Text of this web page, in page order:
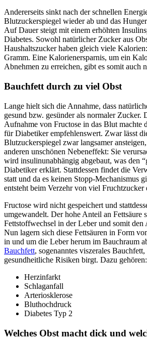
Andererseits sinkt nach der schnellen
Blutzuckerspiegel wieder ab und das
Auf Dauer steigt mit einem erhöhten
Diabetes. Sowohl natürlicher Zucker aus
Haushaltszucker haben gleich viele
Gramm. Eine Kalorienersparnis, um ein
Abnehmen zu erreichen, gibt es somit auch
Bauchfett durch zu viel Obst
Lange hielt sich die Annahme, dass
gesund bzw. gesünder als normaler Zucker.
Aufnahme von Fructose in das Blut machte
für Diabetiker empfehlenswert. Zwar lässt
Blutzuckerspiegel zwar langsamer
anderen unschönen Nebeneffekt: Sie
wird insulinunabhängig abgebaut, was den
Diabetiker erklärt. Stattdessen findet die
statt und da es keinen Stopp-Mechanismus
entsteht beim Verzehr von viel Fruchtzucker
Fructose wird nicht gespeichert und
umgewandelt. Der hohe Anteil an Fettsäure
Fettstoffwechsel in der Leber und somit den
Nun lagern sich diese Fettsäuren in Form
in und um die Leber herum im Bauchraum
Bauchfett, sogenanntes viszerales
gesundheitliche Risiken birgt. Dazu gehören:
Herzinfarkt
Schlaganfall
Arteriosklerose
Bluthochdruck
Diabetes Typ 2
Welches Obst macht dick und